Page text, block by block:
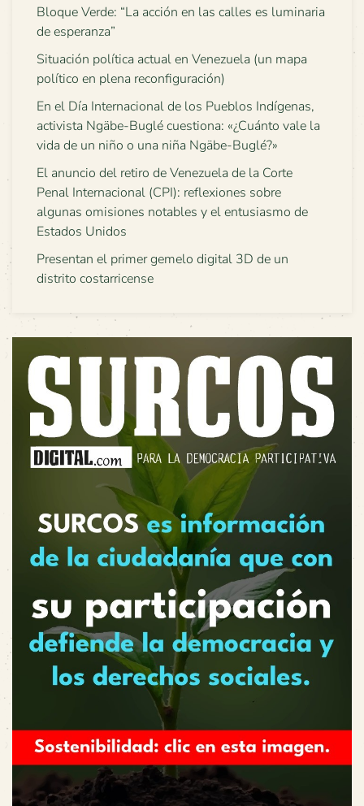
Bloque Verde: “La acción en las calles es luminaria
de esperanza”
Situación política actual en Venezuela (un mapa
político en plena reconfiguración)
En el Día Internacional de los Pueblos Indígenas,
activista Ngäbe-Buglé cuestiona: «¿Cuánto vale la
vida de un niño o una niña Ngäbe-Buglé?»
El anuncio del retiro de Venezuela de la Corte
Penal Internacional (CPI): reflexiones sobre
algunas omisiones notables y el entusiasmo de
Estados Unidos
Presentan el primer gemelo digital 3D de un
distrito costarricense